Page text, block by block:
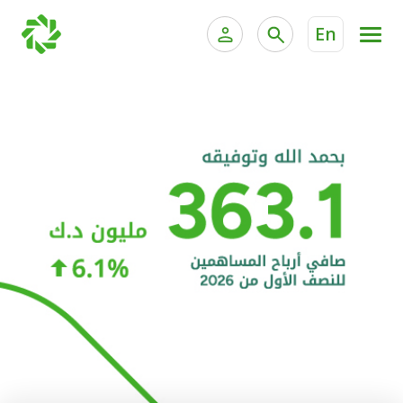
En
الخدمات المصرفية الإلكترونية للشركات
خدمة "بيتك" للتداول الإلكتروني
الحسابات المصرفية
البطاقات
"برامج العملاء"